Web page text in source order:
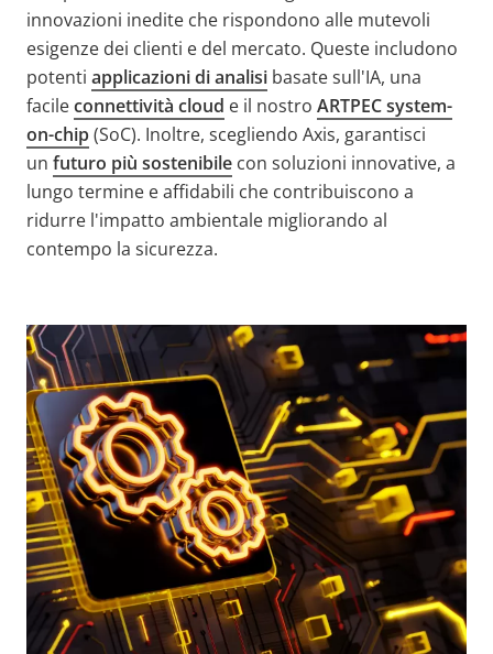
innovazioni inedite che rispondono alle mutevoli
esigenze dei clienti e del mercato. Queste includono
potenti applicazioni di analisi basate sull'IA, una
facileconnettività cloud e il nostro ARTPEC system-
on-chip(SoC). Inoltre, scegliendo Axis, garantisci
un futuro più sostenibile con soluzioni innovative, a
lungo termine e affidabili che contribuiscono a
ridurre l'impatto ambientale migliorando al
contempo la sicurezza.